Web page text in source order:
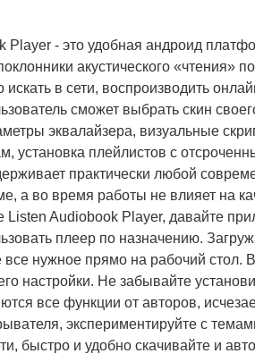
Player - это удобная андроид
акустического
искать в сети, воспроизводить
сможет выбрать скин
эквалайзера, визуальные
установка плейлистов с
практически любой
а во время работы не влияет на
Listen Audiobook Player, давайте
плеер по назначению.
все нужное прямо на рабочий стол.
настройки. Не забывайте
все функции от авторов,
экспериментируйте с
быстро и удобно скачивайте и